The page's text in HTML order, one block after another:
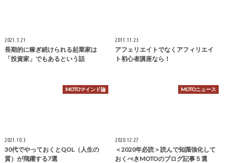
2021.3.21
長期的に稼ぎ続けられる起業家は
「投資家」でもあるという話
2011.11.23
アフェリエイトでなくアフィリエイ
ト初心者講座なら！
MOTOマインド論
2021.10.3
30代でやっておくとQOL（人生の
質）が飛躍する7選
MOTOニュース
2020.12.27
＜2020年必読＞読んで知識強化して
おくべきMOTOのブログ記事５選